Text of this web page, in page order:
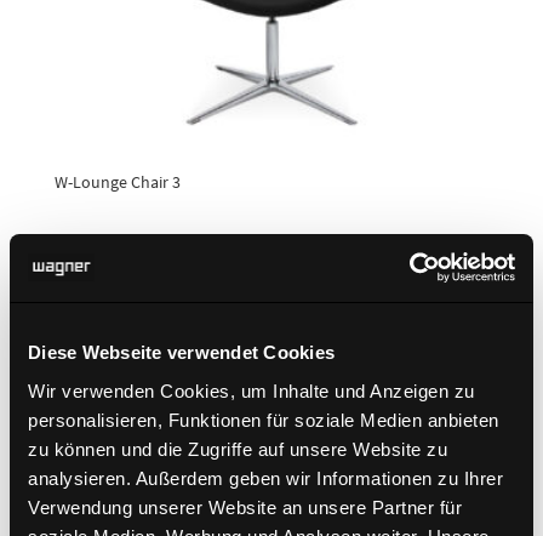
Diese Webseite verwendet Cookies
Wir verwenden Cookies, um Inhalte und Anzeigen zu
personalisieren, Funktionen für soziale Medien anbieten
zu können und die Zugriffe auf unsere Website zu
analysieren. Außerdem geben wir Informationen zu Ihrer
Verwendung unserer Website an unsere Partner für
W-Lounge Chair 3